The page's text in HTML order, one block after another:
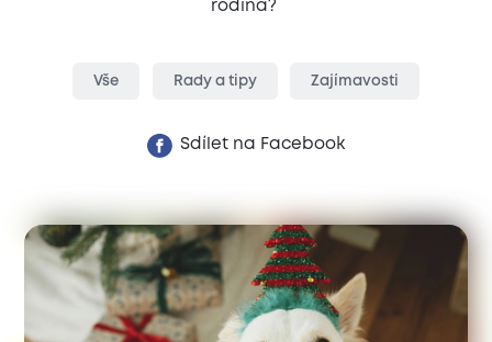
rodina?
Vše Rady a tipy Zajímavosti
Sdílet na Facebook